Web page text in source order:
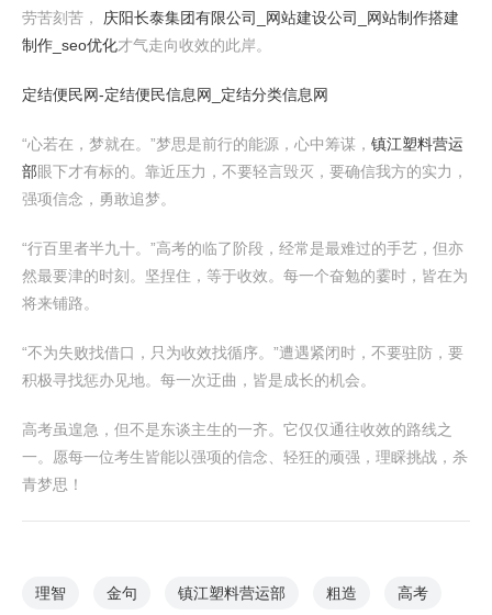
劳苦刻苦， 庆阳长泰集团有限公司_网站建设公司_网站制作搭建
制作_seo优化才气走向收效的此岸。
定结便民网-定结便民信息网_定结分类信息网
“心若在，梦就在。”梦思是前行的能源，心中筹谋， 镇江塑料营运
部眼下才有标的。靠近压力，不要轻言毁灭，要确信我方的实力，
强项信念，勇敢追梦。
“行百里者半九十。”高考的临了阶段，经常是最难过的手艺，但亦
然最要津的时刻。坚捏住，等于收效。每一个奋勉的霎时，皆在为
将来铺路。
“不为失败找借口，只为收效找循序。”遭遇紧闭时，不要驻防，要
积极寻找惩办见地。每一次迂曲，皆是成长的机会。
高考虽遑急，但不是东谈主生的一齐。它仅仅通往收效的路线之
一。愿每一位考生皆能以强项的信念、轻狂的顽强，理睬挑战，杀
青梦思！
理智 金句 镇江塑料营运部 粗造 高考